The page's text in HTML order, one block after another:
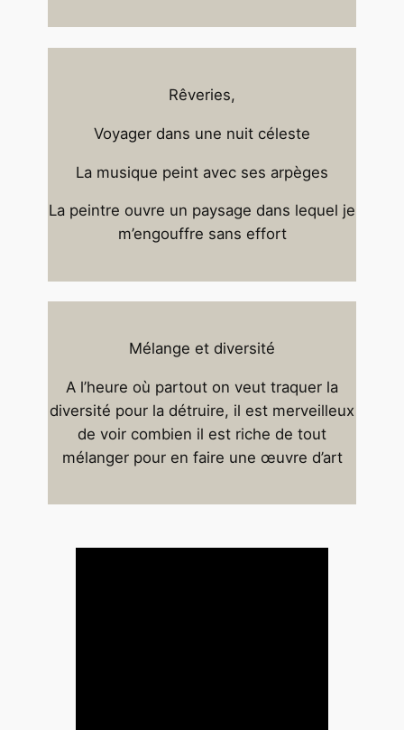
Rêveries,
Voyager dans une nuit céleste
La musique peint avec ses arpèges
La peintre ouvre un paysage dans lequel je
m’engouffre sans effort
Mélange et diversité
A l’heure où partout on veut traquer la
diversité pour la détruire, il est merveilleux
de voir combien il est riche de tout
mélanger pour en faire une œuvre d’art